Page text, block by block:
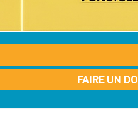
FAIRE UN